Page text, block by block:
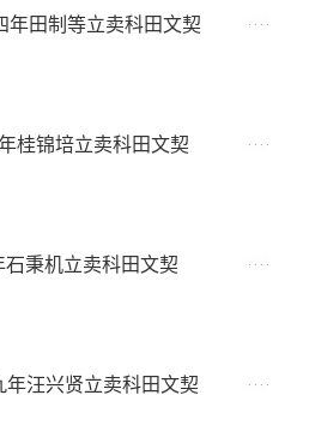
年田制等立卖科田文契
桂锦培立卖科田文契
秉机立卖科田文契
汪兴贤立卖科田文契